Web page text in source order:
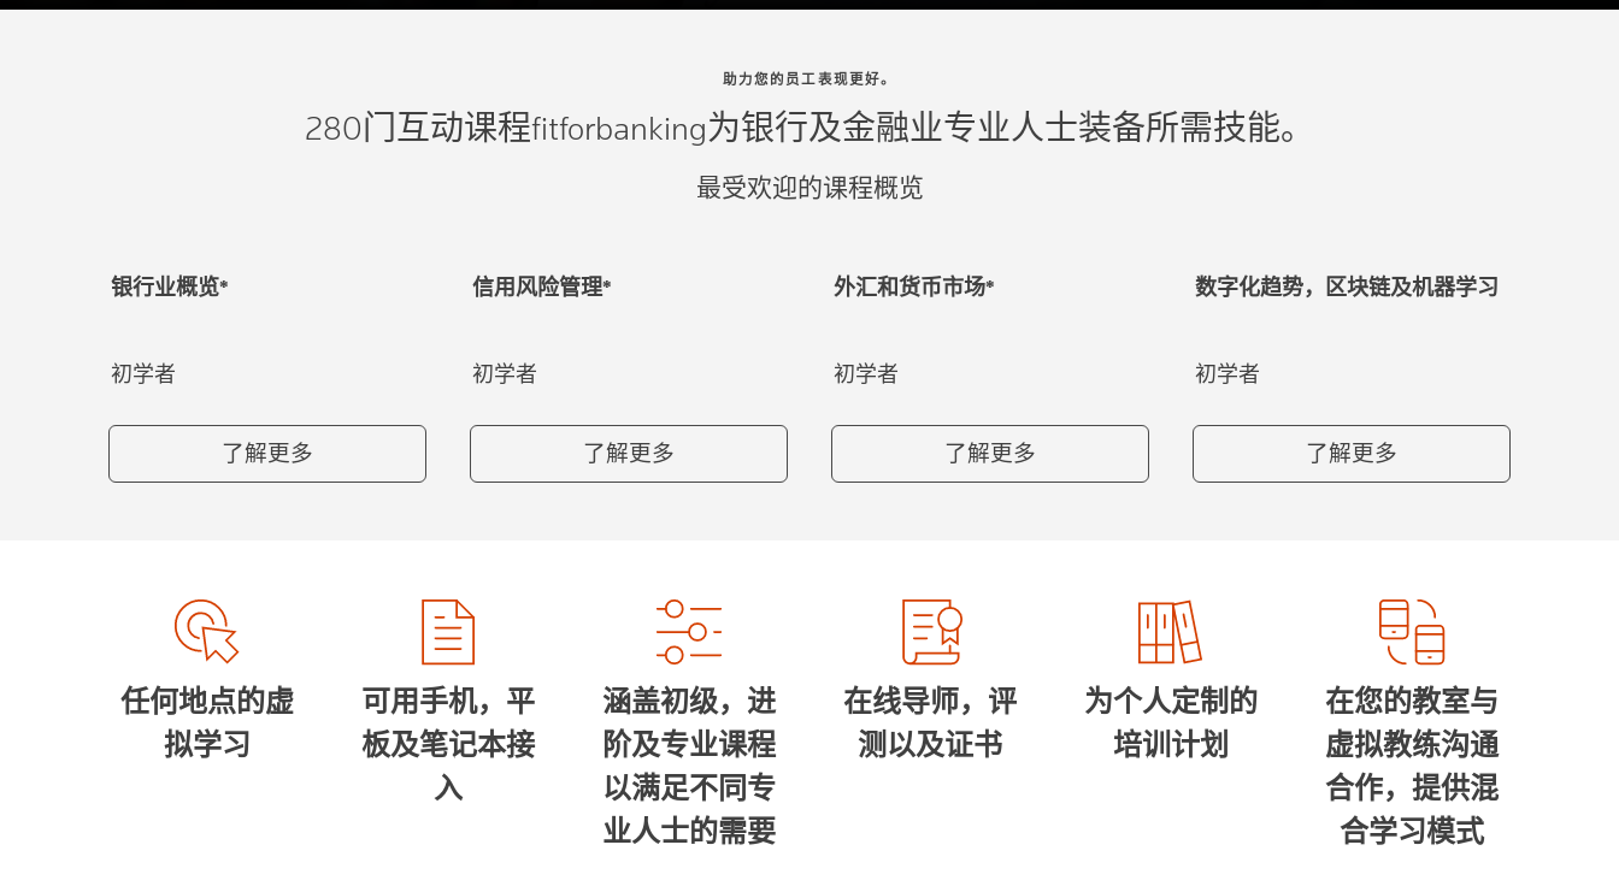
助力您的员工表现更好。
280门互动课程fitforbanking为银行及金融业专业人士装备所需技能。
最受欢迎的课程概览
银行业概览*
初学者
了解更多
信用风险管理*
初学者
了解更多
外汇和货币市场*
初学者
了解更多
数字化趋势，区块链及机器学习
初学者
了解更多
任何地点的虚
拟学习
可用手机，平
板及笔记本接
入
涵盖初级，进
阶及专业课程
以满足不同专
业人士的需要
在线导师，评
测以及证书
为个人定制的
培训计划
在您的教室与
虚拟教练沟通
合作，提供混
合学习模式